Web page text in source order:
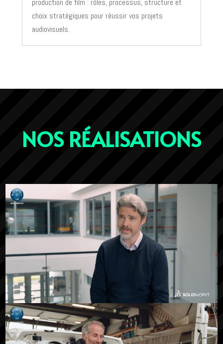
choix stratégiques pour réussir vos projets
audiovisuels.
NOS RÉALISATIONS